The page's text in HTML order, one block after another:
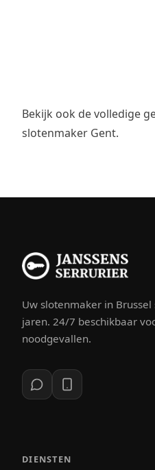
Bekijk ook de volledige
slotenmaker Gent.
Uw slotenmaker in
jaren. 24/7 beschikbaar
noodgevallen.
DIENSTEN